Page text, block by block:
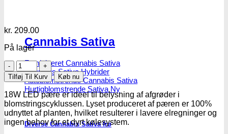
Cannabis Sativa
Feminiseret Cannabis Sativa
Cannabis Sativa Hybrider
Autoblomstrende Cannabis Sativa
Hurtigblomstrende Sativa
Diverse Cannabis Sativa frø
kr. 209.00
På lager
LED
pære
|
18W
E27
-
blomstring
antal
Tilføj Til Kurv Køb nu
18W LED pære er ideel til belysning af afgrøder i
blomstringscyklussen. Lyset produceret af pæren er 100%
udnyttet af planten, hvilket resulterer i lavere elregninger og
ingen behov for et dyrt kølesystem.